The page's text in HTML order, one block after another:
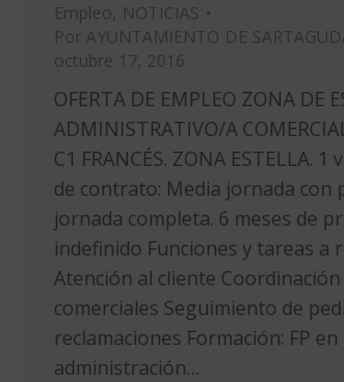
Empleo, NOTICIAS
Por AYUNTAMIENTO DE
octubre 17, 2016
OFERTA DE EMPLEO ZONA DE
ADMINISTRATIVO/A
C1 FRANCÉS. ZONA ESTELLA.
de contrato: Media jornada con
jornada completa. 6 meses de
indefinido Funciones y tareas a
Atención al cliente
comerciales Seguimiento de
reclamaciones Formación: FP en
administración…